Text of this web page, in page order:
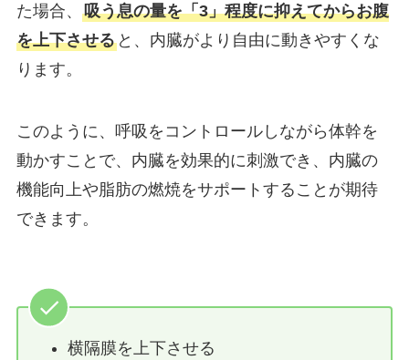
た場合、 吸う息の量を「3」程度に抑えてからお腹
を上下させると、内臓がより自由に動きやすくな
ります。
このように、呼吸をコントロールしながら体幹を
動かすことで、内臓を効果的に刺激でき、内臓の
機能向上や脂肪の燃焼をサポートすることが期待
できます。
横隔膜を上下させる